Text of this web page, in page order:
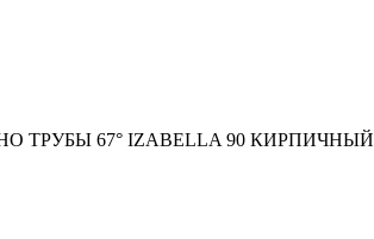
ТРУБЫ 67° IZABELLA 90 КИРПИЧНЫЙ